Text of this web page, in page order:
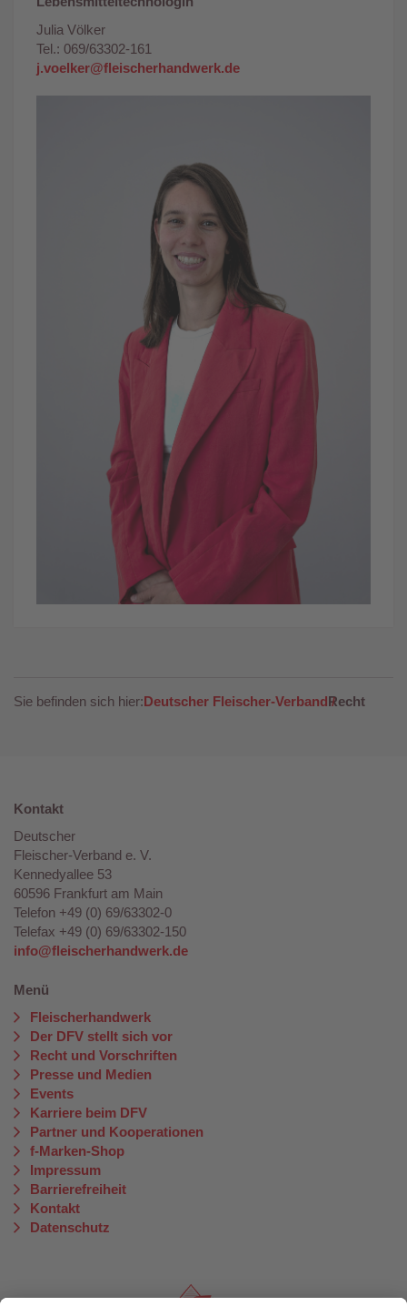
Julia Völker
Tel.: 069/63302-161
j.voelker@fleischerhandwerk.de
Sie befinden sich hier:Deutscher Fleischer-VerbandRecht
Kontakt
Deutscher
Fleischer-Verband e. V.
Kennedyallee 53
60596 Frankfurt am Main
Telefon +49 (0) 69/63302-0
Telefax +49 (0) 69/63302-150
info@fleischerhandwerk.de
Menü
Fleischerhandwerk
Der DFV stellt sich vor
Recht und Vorschriften
Presse und Medien
Events
Karriere beim DFV
Partner und Kooperationen
f-Marken-Shop
Impressum
Barrierefreiheit
Kontakt
Datenschutz